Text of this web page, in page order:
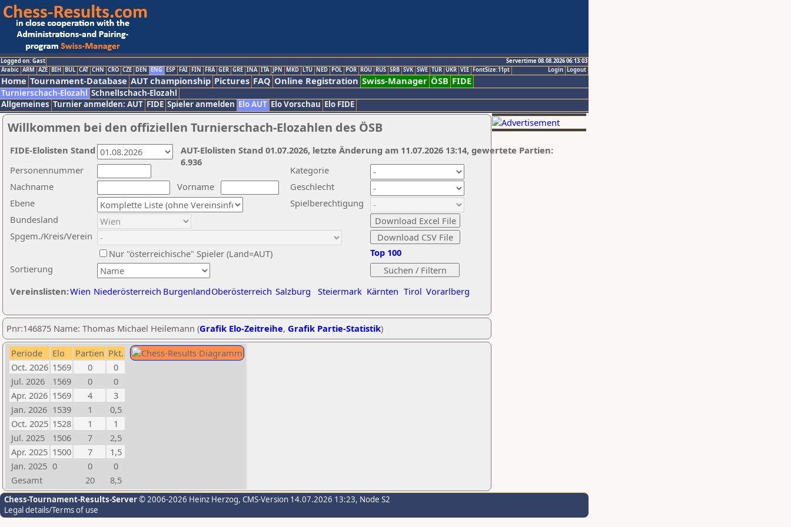
Logged on: Gast
Servertime 08.08.2026 06:13:03
Logout
Login
Arabic ARM AZE BIH BUL CAT CHN CRO CZE DEN ENG ESP FAI FIN FRA GER GRE INA ITA JPN MKD LTU NED POL POR ROU RUS SRB SVK SWE TUR UKR VIE FontSize:11pt
Home Tournament-Database AUT championship Pictures FAQ Online Registration Swiss-Manager ÖSB FIDE
Turnierschach-Elozahl Schnellschach-Elozahl
Allgemeines Turnier anmelden: AUT FIDE Spieler anmelden Elo AUT Elo Vorschau Elo FIDE
Willkommen bei den offiziellen Turnierschach-Elozahlen des ÖSB
Nachname
Vorname
Ebene
Kategorie
Sortierung
Personennummer
Bundesland
Spgem./Kreis/Verein
Geschlecht
Nur "österreichische" Spieler (Land=AUT)
Spielberechtigung
Vereinslisten:Wien Niederösterreich BurgenlandOberösterreich Salzburg Steiermark Kärnten Tirol Vorarlberg
Top 100
AUT-Elolisten Stand 01.07.2026, letzte Änderung am 11.07.2026 13:14, gewertete Partien:
6.936
FIDE-Elolisten Stand
Pnr:146875 Name: Thomas Michael Heilemann (Grafik Elo-Zeitreihe, Grafik Partie-Statistik)
Periode Elo Partien Pkt.
Oct. 2026 1569 0
0
Jul. 2026
1569 0
0
Apr. 2026 1569 4
3
Jan. 2026 1539 1
0,5
Oct. 2025 1528 1
1
Jul. 2025
1506 7
2,5
Apr. 2025 1500 7
1,5
Jan. 2025 0 0
0
Gesamt
20 8,5
Chess-Tournament-Results-Server© 2006-2026 Heinz Herzog, CMS-Version 14.07.2026 13:23, Node S2
Legal details/Terms of use